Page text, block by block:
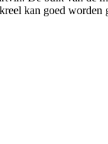
kan goed